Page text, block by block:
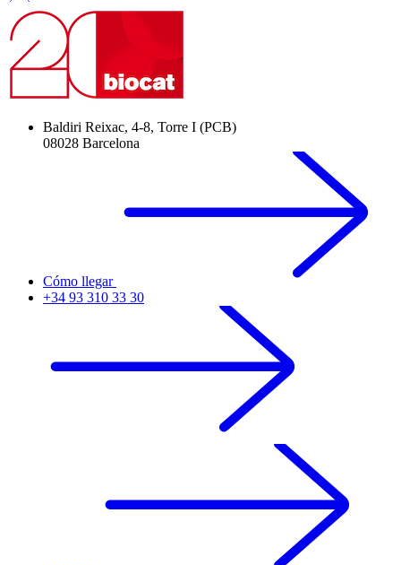
Baldiri Reixac, 4-8, Torre I (PCB)
08028 Barcelona
Cómo llegar
+34 93 310 33 30